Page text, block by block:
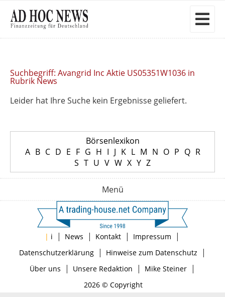
Suchbegriff: Avangrid Inc Aktie US05351W1036 in
Rubrik News
Leider hat Ihre Suche kein Ergebnisse geliefert.
Börsenlexikon
A B C D E F G H I J K L M N O P Q R
S T U V W X Y Z
Menü
| i | News | Kontakt | Impressum |
Datenschutzerklärung| Hinweise zum Datenschutz |
Über uns | Unsere Redaktion | Mike Steiner|
2026 © Copyright